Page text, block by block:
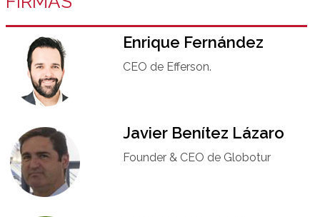
Enrique Fernández
CEO de Efferson.
Javier Benítez Lázaro
Founder & CEO de Globotur​